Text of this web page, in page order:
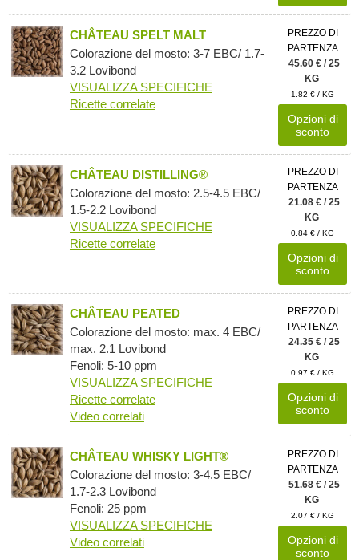
CHÂTEAU SPELT MALT
Colorazione del mosto: 3-7 EBC/ 1.7-
3.2 Lovibond
VISUALIZZA SPECIFICHE
Ricette correlate
PREZZO DI
PARTENZA
45.60 € / 25
KG
1.82 € / KG
Opzioni di
sconto
CHÂTEAU DISTILLING®
Colorazione del mosto: 2.5-4.5 EBC/
1.5-2.2 Lovibond
VISUALIZZA SPECIFICHE
Ricette correlate
PREZZO DI
PARTENZA
21.08 € / 25
KG
0.84 € / KG
Opzioni di
sconto
CHÂTEAU PEATED
Colorazione del mosto: max. 4 EBC/
max. 2.1 Lovibond
Fenoli: 5-10 ppm
VISUALIZZA SPECIFICHE
Ricette correlate
Video correlati
PREZZO DI
PARTENZA
24.35 € / 25
KG
0.97 € / KG
Opzioni di
sconto
CHÂTEAU WHISKY LIGHT®
Colorazione del mosto: 3-4.5 EBC/
1.7-2.3 Lovibond
Fenoli: 25 ppm
VISUALIZZA SPECIFICHE
Video correlati
PREZZO DI
PARTENZA
51.68 € / 25
KG
2.07 € / KG
Opzioni di
sconto